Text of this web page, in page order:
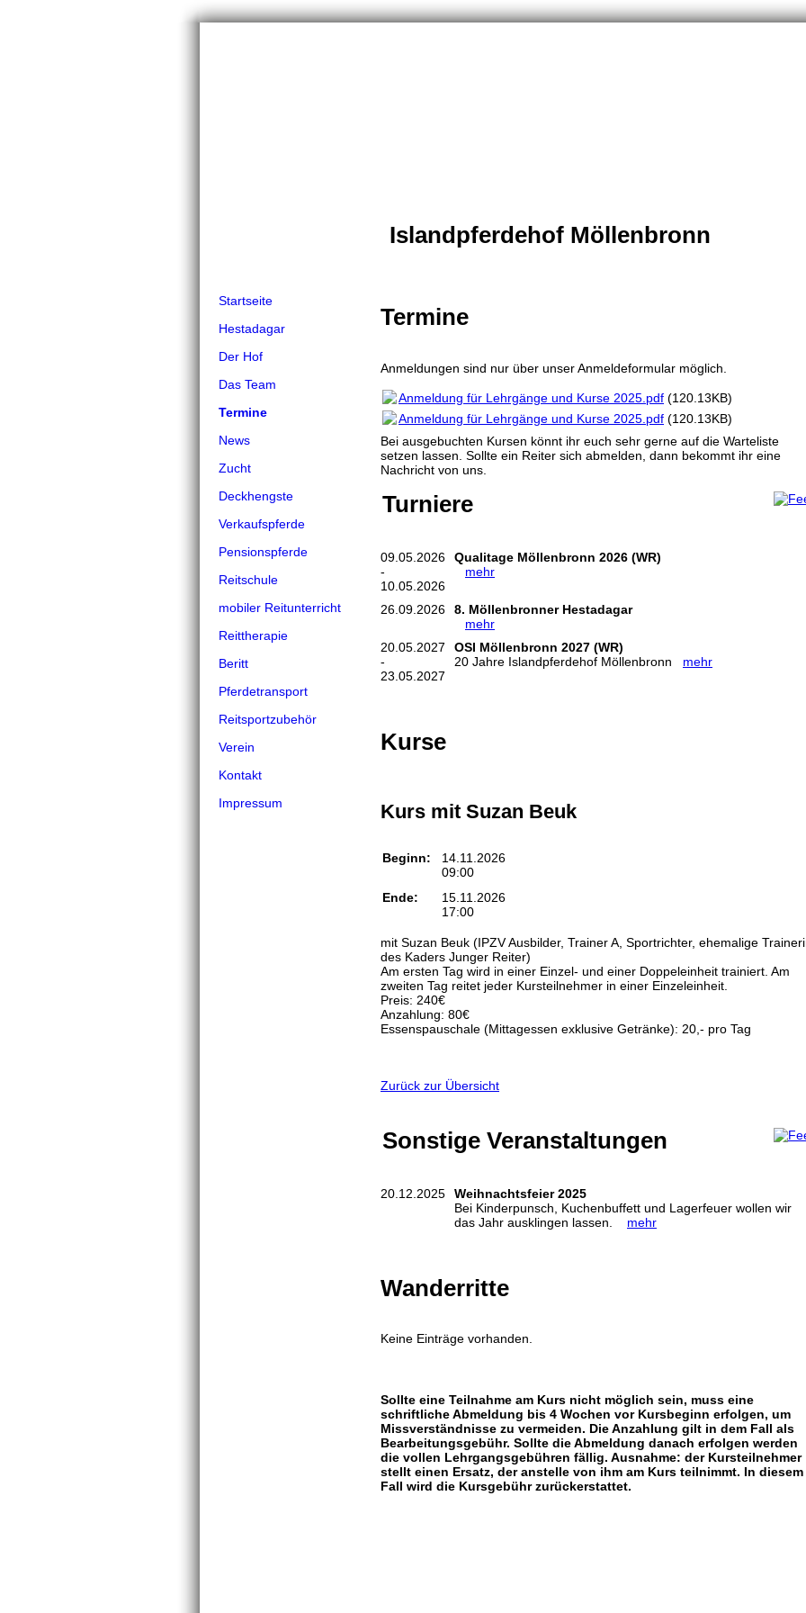
Islandpferdehof Möllenbronn
Startseite
Hestadagar
Der Hof
Das Team
Termine
News
Zucht
Deckhengste
Verkaufspferde
Pensionspferde
Reitschule
mobiler Reitunterricht
Reittherapie
Beritt
Pferdetransport
Reitsportzubehör
Verein
Kontakt
Impressum
Termine
Anmeldungen sind nur über unser Anmeldeformular möglich.
Anmeldung für Lehrgänge und Kurse 2025.pdf (120.13KB)
Anmeldung für Lehrgänge und Kurse 2025.pdf (120.13KB)
Bei ausgebuchten Kursen könnt ihr euch sehr gerne auf die Warteliste
setzen lassen. Sollte ein Reiter sich abmelden, dann bekommt ihr eine
Nachricht von uns.
Turniere
09.05.2026
-
10.05.2026
Qualitage Möllenbronn 2026 (WR)
mehr
26.09.2026
8. Möllenbronner Hestadagar
mehr
20.05.2027
-
23.05.2027
OSI Möllenbronn 2027 (WR)
20 Jahre Islandpferdehof Möllenbronn mehr
Kurse
Kurs mit Suzan Beuk
Beginn:
14.11.2026
09:00
Ende:
15.11.2026
17:00
mit Suzan Beuk (IPZV Ausbilder, Trainer A, Sportrichter, ehemalige
des Kaders Junger Reiter)
Am ersten Tag wird in einer Einzel- und einer Doppeleinheit trainiert. Am
zweiten Tag reitet jeder Kursteilnehmer in einer Einzeleinheit.
Preis: 240€
Anzahlung: 80€
Essenspauschale (Mittagessen exklusive Getränke): 20,- pro Tag
Zurück zur Übersicht
Sonstige Veranstaltungen
20.12.2025
Weihnachtsfeier 2025
Bei Kinderpunsch, Kuchenbuffett und Lagerfeuer wollen wir
das Jahr ausklingen lassen. mehr
Wanderritte
Keine Einträge vorhanden.
Sollte eine Teilnahme am Kurs nicht möglich sein, muss eine
schriftliche Abmeldung bis 4 Wochen vor Kursbeginn erfolgen, um
Missverständnisse zu vermeiden. Die Anzahlung gilt in dem Fall als
Bearbeitungsgebühr. Sollte die Abmeldung danach erfolgen werden
die vollen Lehrgangsgebühren fällig. Ausnahme: der Kursteilnehmer
stellt einen Ersatz, der anstelle von ihm am Kurs teilnimmt. In diesem
Fall wird die Kursgebühr zurückerstattet.